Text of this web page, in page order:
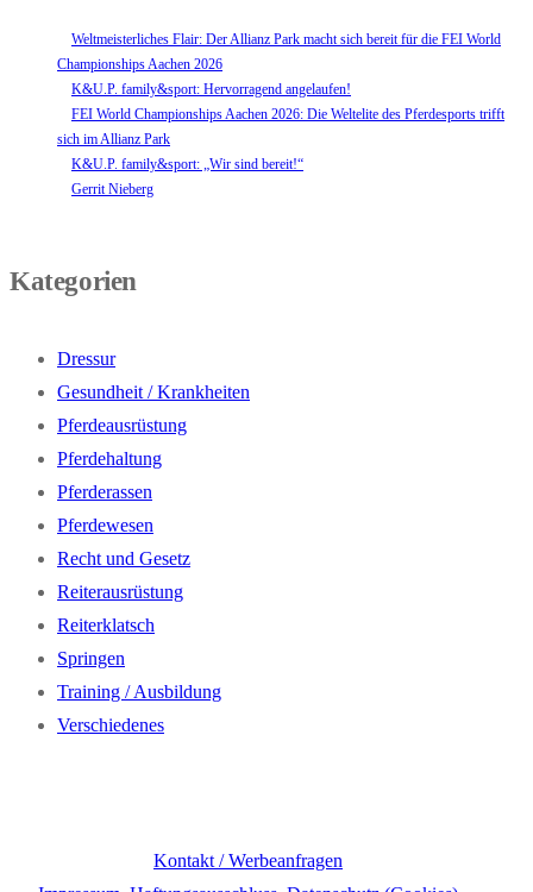
Weltmeisterliches Flair: Der Allianz Park macht sich bereit für die FEI World
Championships Aachen 2026
K&U.P. family&sport: Hervorragend angelaufen!
FEI World Championships Aachen 2026: Die Weltelite des Pferdesports trifft
sich im Allianz Park
K&U.P. family&sport: „Wir sind bereit!“
Gerrit Nieberg
Kategorien
Dressur
Gesundheit / Krankheiten
Pferdeausrüstung
Pferdehaltung
Pferderassen
Pferdewesen
Recht und Gesetz
Reiterausrüstung
Reiterklatsch
Springen
Training / Ausbildung
Verschiedenes
Kontakt / Werbeanfragen